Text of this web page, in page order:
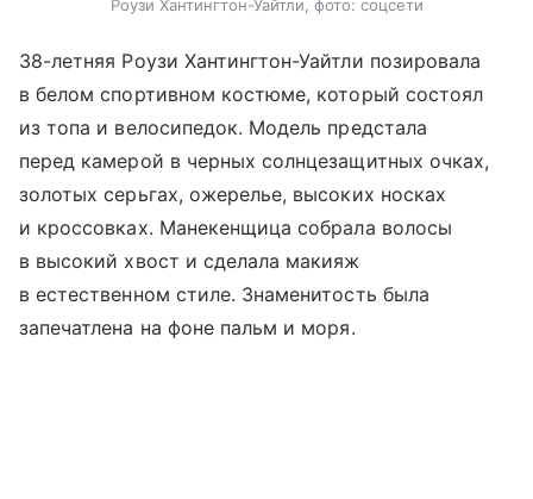
Роузи Хантингтон-Уайтли, фото: соцсети
38-летняя Роузи Хантингтон-Уайтли позировала
в белом спортивном костюме, который состоял
из топа и велосипедок. Модель предстала
перед камерой в черных солнцезащитных очках,
золотых серьгах, ожерелье, высоких носках
и кроссовках. Манекенщица собрала волосы
в высокий хвост и сделала макияж
в естественном стиле. Знаменитость была
запечатлена на фоне пальм и моря.